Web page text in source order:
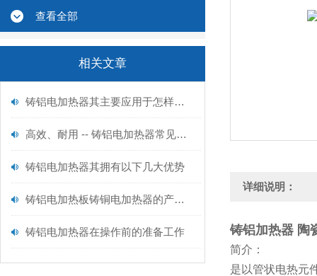
查看全部
相关文章
铸铝电加热器其主要应用于怎样的领域呢？
高效、耐用 -- 铸铝电加热器常见问题及解决方法
铸铝电加热器其拥有以下几大优势
铸铝电加热板铸铜电加热器的产品功能及产品用途
铸铝电加热器在操作前的准备工作
详细说明：
铸铝加热器 陶
简介：
是以管状电热元